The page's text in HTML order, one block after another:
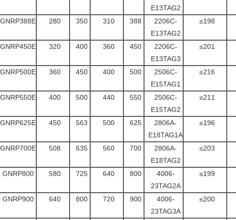
E13TAG2
GNRP388E 280 350 310 388
2206C-
E13TAG2
≤198
GNRP450E 320 400 360 450
2206C-
E13TAG3
≤201
GNRP500E 360 450 400 500
2506C-
E15TAG1
≤216
GNRP550E 400 500 440 550
2506C-
E15TAG2
≤211
GNRP625E 450 563 500 625
2806A-
E18TAG1A
≤196
GNRP700E 508 635 560 700
2806A-
E18TAG2
≤203
GNRP800 580 725 640 800
4006-
23TAG2A
≤199
GNRP900 640 800 720 900
4006-
23TAG3A
≤200